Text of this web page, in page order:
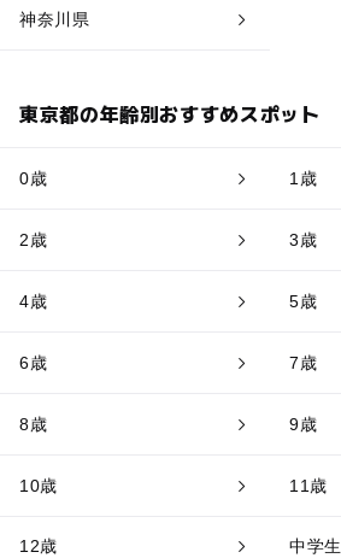
神奈川県
東京都の年齢別おすすめスポット
0歳 1歳
2歳 3歳
4歳 5歳
6歳 7歳
8歳 9歳
10歳 11歳
12歳 中学生